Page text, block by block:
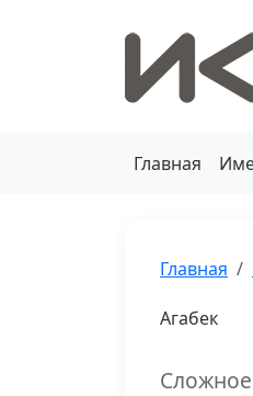
Главная
Главная
Агабек